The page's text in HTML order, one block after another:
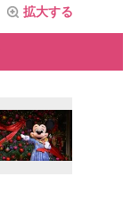
拡大する